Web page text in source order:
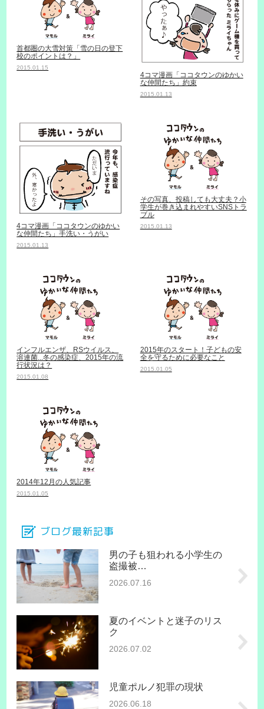
首都圏の大雪対策「雪の日の登下
校のポイントは？」
2015.01.15
4コマ漫画「ココタウンのゆかい
な仲間たち」約束
2015.01.13
4コマ漫画「ココタウンのゆかい
な仲間たち」手洗い・うがい
2015.01.13
その写真、投稿しても大丈夫？小
学生が巻き込まれやすいSNSトラ
ブル
2015.01.13
インフルエンザ、RSウイルス、
溶連菌...冬の感染症、2015年の流
行状況は？
2015.01.08
2015年のスタート！子どもの安
全を守るために必要なこと
2015.01.05
2014年12月の人気記事
2015.01.05
ブログ最新記事
男の子も狙われる小学生の
盗撮被…
2026.07.16
夏のイベントと迷子のリス
ク
2026.07.02
児童ポルノ犯罪の現状
2026.06.18